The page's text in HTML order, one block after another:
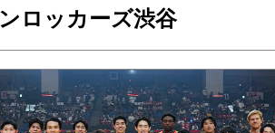
ロッカーズ渋谷